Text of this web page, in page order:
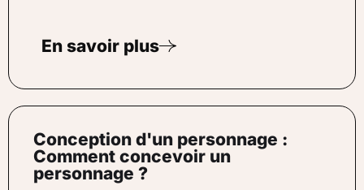
En savoir plus
Conception d'un personnage :
Comment concevoir un
personnage ?